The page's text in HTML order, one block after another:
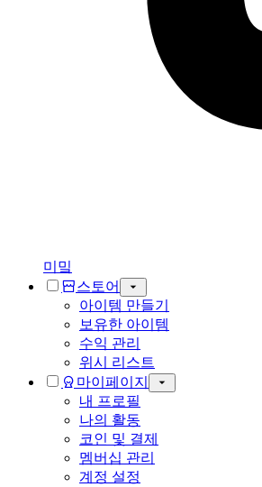
미밐
스토어
아이템 만들기
보유한 아이템
수익 관리
위시 리스트
마이페이지
내 프로필
나의 활동
코인 및 결제
멤버십 관리
계정 설정